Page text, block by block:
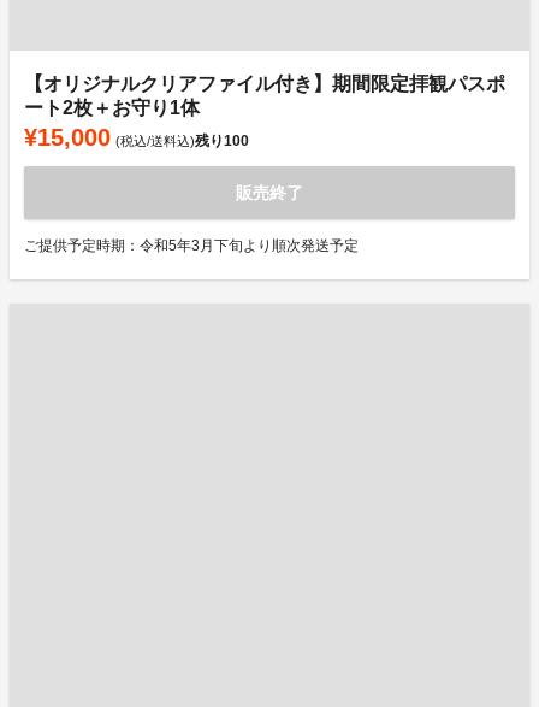
【オリジナルクリアファイル付き】期間限定拝観パスポ
ート2枚＋お守り1体
¥15,000 (税込/送料込)残り100
販売終了
ご提供予定時期：令和5年3月下旬より順次発送予定